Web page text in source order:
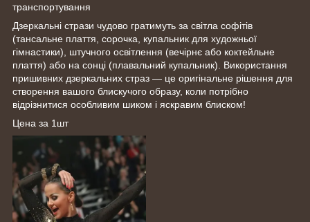
транспортування
Дзеркальні стрази чудово гратимуть за світла софітів
(тансальне плаття, сорочка, купальник для художньої
гімнастики), штучного освітлення (вечірнє або коктейльне
плаття) або на сонці (плавальний купальник). Використання
пришивних дзеркальних страз — це оригінальне рішення для
створення вашого блискучого образу, коли потрібно
відрізнитися особливим шиком і яскравим блиском!
Цена за 1шт